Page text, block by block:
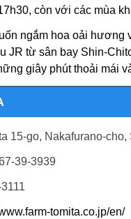
còn với các mùa
ngắm hoa oải
JR từ sân bay Shin-
giây phút thoải mái
15-go, Nakafurano-
39-3939
tomita.co.jp/en/